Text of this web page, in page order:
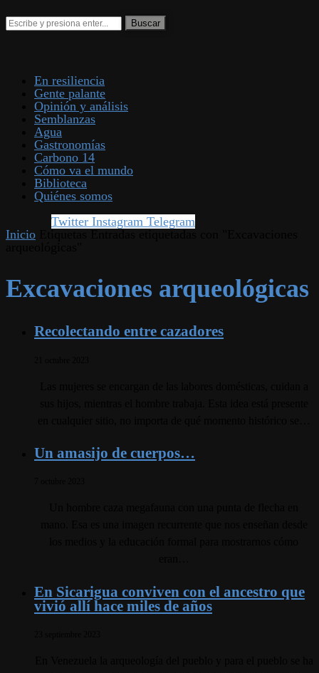
En resiliencia
Gente palante
Opinión y análisis
Semblanzas
Agua
Gastronomías
Carbono 14
Cómo va el mundo
Biblioteca
Quiénes somos
Twitter Instagram Telegram
Inicio
Excavaciones arqueológicas
Recolectando entre cazadores
Un amasijo de cuerpos…
En Sicarigua conviven con el ancestro que
vivió allí hace miles de años